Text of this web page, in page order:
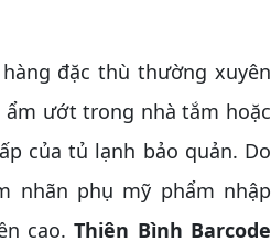
đặc thù thường xuyên
ướt trong nhà tắm hoặc
của tủ lạnh bảo quản. Do
nhãn phụ mỹ phẩm nhập
cao.Thiên Bình Barcode